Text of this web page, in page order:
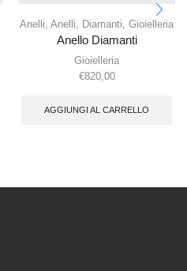
Anelli, Anelli, Diamanti, Gioielleria
Anello Diamanti
Gioielleria
€820,00
AGGIUNGI AL CARRELLO